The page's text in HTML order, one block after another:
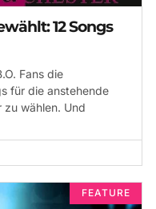
12 Songs
Fans die
für die anstehende
zu wählen. Und
FEATURE